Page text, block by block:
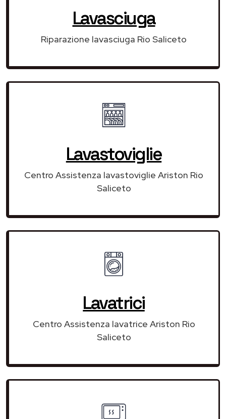
Lavasciuga
Riparazione lavasciuga Rio Saliceto
Lavastoviglie
Centro Assistenza lavastoviglie Ariston Rio
Saliceto
Lavatrici
Centro Assistenza lavatrice Ariston Rio
Saliceto